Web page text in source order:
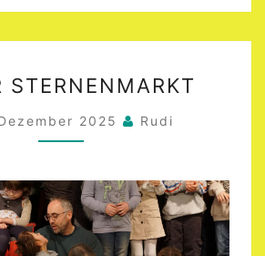
STERNENMARKT
STERNENMARKT
2025 Rudi